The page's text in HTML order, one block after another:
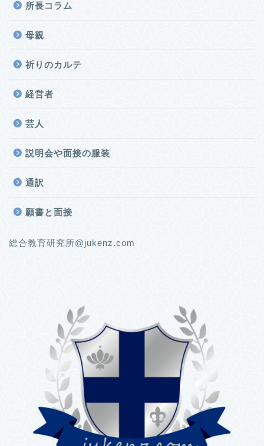
所長コラム
母親
祈りのカルテ
経営者
芸人
説明会や面接の服装
通訳
願書と面接
総合教育研究所@jukenz.com